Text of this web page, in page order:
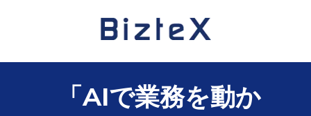
「AIで業務を動か